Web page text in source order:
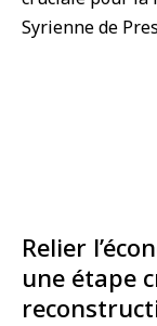
Relier
une étape